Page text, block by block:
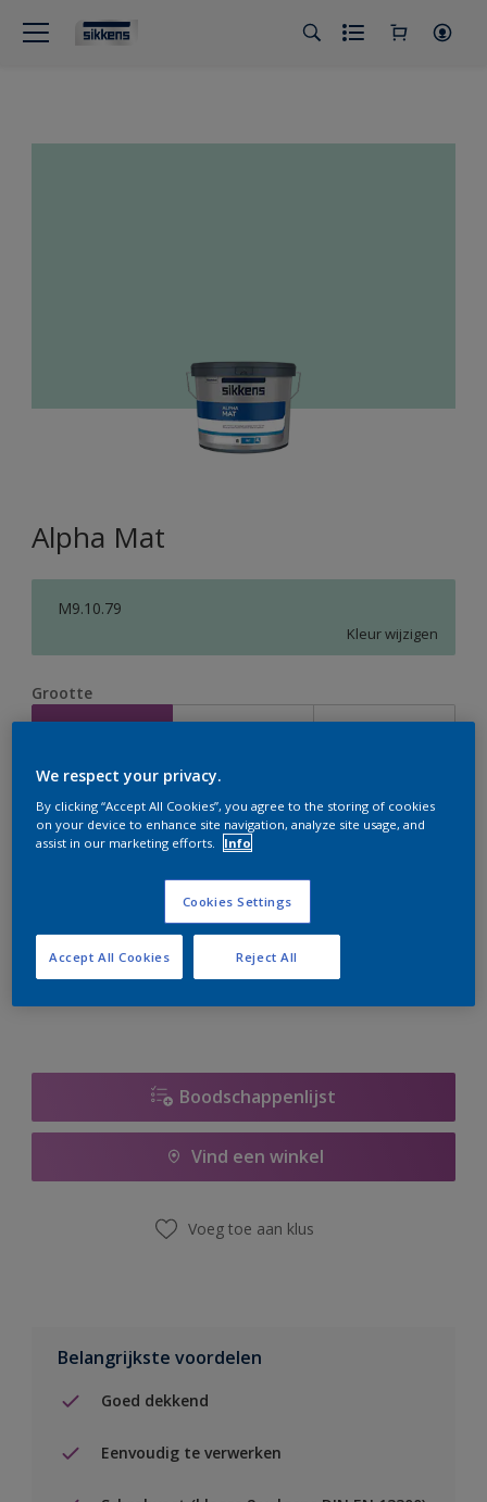
Alpha Mat
M9.10.79
Kleur wijzigen
Grootte
2,5 L 5 L 10 L
Verfcalculator
Bereken
Op dit moment is het niet mogelijk dit product online
te bestellen. Houd de website in de gaten, we werken
er hard aan om de voorraad aan te vullen.
Boodschappenlijst
Vind een winkel
Voeg toe aan klus
Belangrijkste voordelen
Goed dekkend
Eenvoudig te verwerken
We respect your privacy.
By clicking “Accept All Cookies”, you agree to the storing of cookies
on your device to enhance site navigation, analyze site usage, and
assist in our marketing efforts.
Info
Cookies Settings
Reject All
Accept All Cookies